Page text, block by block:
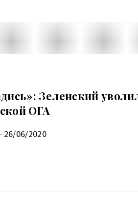
Зеленский
ОГА
26/06/2020